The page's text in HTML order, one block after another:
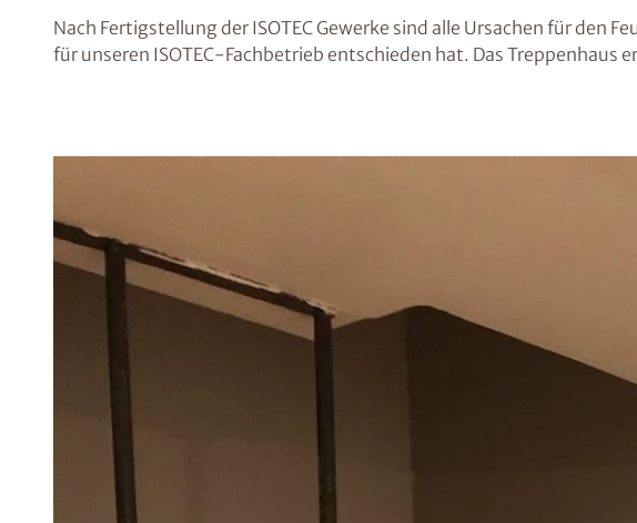
Nach Fertigstellung der ISOTEC Gewerke sind alle Ursachen für den
für unseren ISOTEC-Fachbetrieb entschieden hat. Das